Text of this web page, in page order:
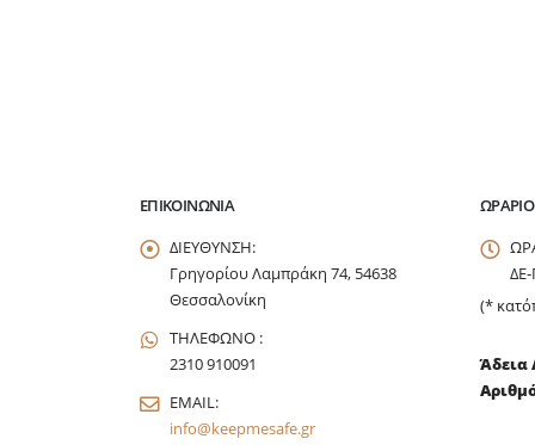
ΕΠΙΚΟΙΝΩΝΊΑ
ΔΙΕΥΘΥΝΣΗ:
Γρηγορίου Λαμπράκη 74, 54638
Θεσσαλονίκη
ΤΗΛΕΦΩΝΟ :
2310 910091
EMAIL:
info@keepmesafe.gr
ΩΡΆΡΙΟ
(*
Άδεια